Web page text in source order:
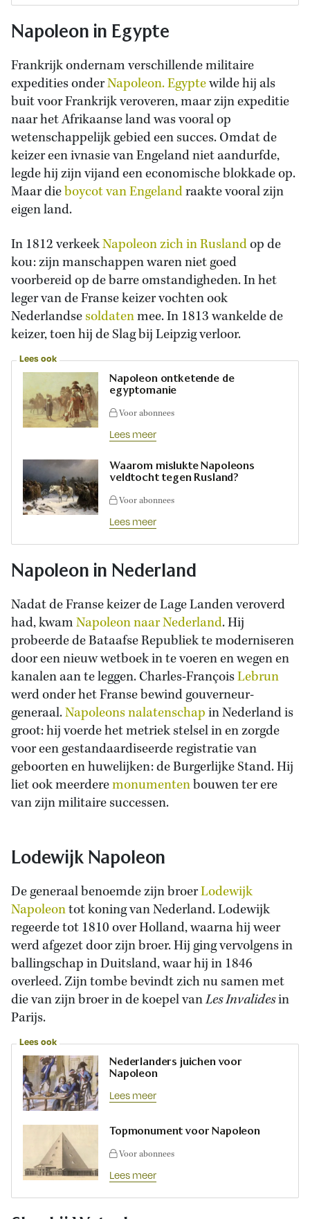
Napoleon in Egypte
Frankrijk ondernam verschillende militaire
expedities onderNapoleon. Egyptewilde hij als
buit voor Frankrijk veroveren, maar zijn expeditie
naar het Afrikaanse land was vooral op
wetenschappelijk gebied een succes. Omdat de
keizer een ivnasie van Engeland niet aandurfde,
legde hij zijn vijand een economische blokkade op.
Maar dieboycot van Engelandraakte vooral zijn
eigen land.
In 1812 verkeekNapoleon zich in Ruslandop de
kou: zijn manschappen waren niet goed
voorbereid op de barre omstandigheden. In het
leger van de Franse keizer vochten ook
Nederlandsesoldatenmee. In 1813 wankelde de
keizer, toen hij de Slag bij Leipzig verloor.
Lees ook
Napoleon ontketende de
egyptomanie
Voor abonnees
Lees meer
Waarom mislukte Napoleons
veldtocht tegen Rusland?
Voor abonnees
Lees meer
Napoleon in Nederland
Nadat de Franse keizer de Lage Landen veroverd
had, kwamNapoleon naar Nederland. Hij
probeerde de Bataafse Republiek te moderniseren
door een nieuw wetboek in te voeren en wegen en
kanalen aan te leggen. Charles-FrançoisLebrun
werd onder het Franse bewind gouverneur-
generaal.Napoleons nalatenschapin Nederland is
groot: hij voerde het metriek stelsel in en zorgde
voor een gestandaardiseerde registratie van
geboorten en huwelijken: de Burgerlijke Stand. Hij
liet ook meerderemonumentenbouwen ter ere
van zijn militaire successen.
Lodewijk Napoleon
De generaal benoemde zijn broerLodewijk
Napoleontot koning van Nederland. Lodewijk
regeerde tot 1810 over Holland, waarna hij weer
werd afgezet door zijn broer. Hij ging vervolgens in
ballingschap in Duitsland, waar hij in 1846
overleed. Zijn tombe bevindt zich nu samen met
die van zijn broer in de koepel vanLes Invalidesin
Parijs.
Lees ook
Nederlanders juichen voor
Napoleon
Lees meer
Topmonument voor Napoleon
Voor abonnees
Lees meer